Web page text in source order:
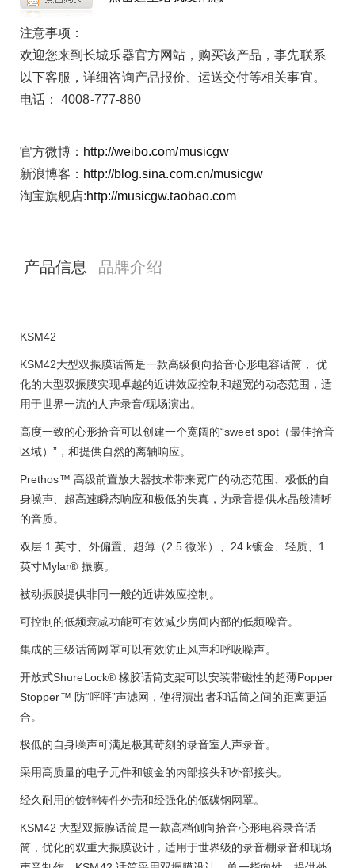
注意事项：
欢迎您来到长城乐器官方网站，购买该产品，事先联系
以下客服，详细咨询产品报价、运送交付等相关事宜。
电话： 4008-777-880
官方微博： http://weibo.com/musicgw
新浪博客： http://blog.sina.com.cn/musicgw
淘宝旗舰店:http://musicgw.taobao.com
产品信息 品牌介绍
KSM42
KSM42大型双振膜话筒是一款高级侧向拾音心形电容话筒， 优
化的大型双振膜实现卓越的近讲效应控制和超宽的动态范围，适
用于世界一流的人声录音/现场演出。
高度一致的心形拾音可以创建一个宽阔的“sweet spot （最佳拾音
区域）”，和提供自然的离轴响应。
Prethos™ 高级前置放大器技术带来宽广的动态范围、极低的自
身噪声、超高速瞬态响应和极低的失真，为录音提供水晶般清晰
的音质。
双层 1英寸、外偏置、超薄（2.5微米）、 24 k镀金、轻质、 1
英寸Mylar® 振膜。
被动振膜提供非同一般的近讲效应控制。
可控制的低频衰减功能可有效减少房间内部的低频噪音。
集成的三级话筒网罩可以有效防止风声和呼吸噪声。
开放式ShureLock® 橡胶话筒支架可以安装带磁性的超薄Popper
Stopper™ 防“呯呯”声滤网，使得演出者和话筒之间的距离更适
合。
极低的自身噪声可满足极其苛刻的录音室人声录音。
采用高质量的电子元件和镀金的内部接头和外部接头。
经久耐用的镀锌铸件外壳和经强化的低碳钢网罩。
KSM42 大型双振膜话筒是一款高档侧向拾音心形电容录音话
筒，优化的双重大振膜设计，适用于世界级的录音棚录音和现场